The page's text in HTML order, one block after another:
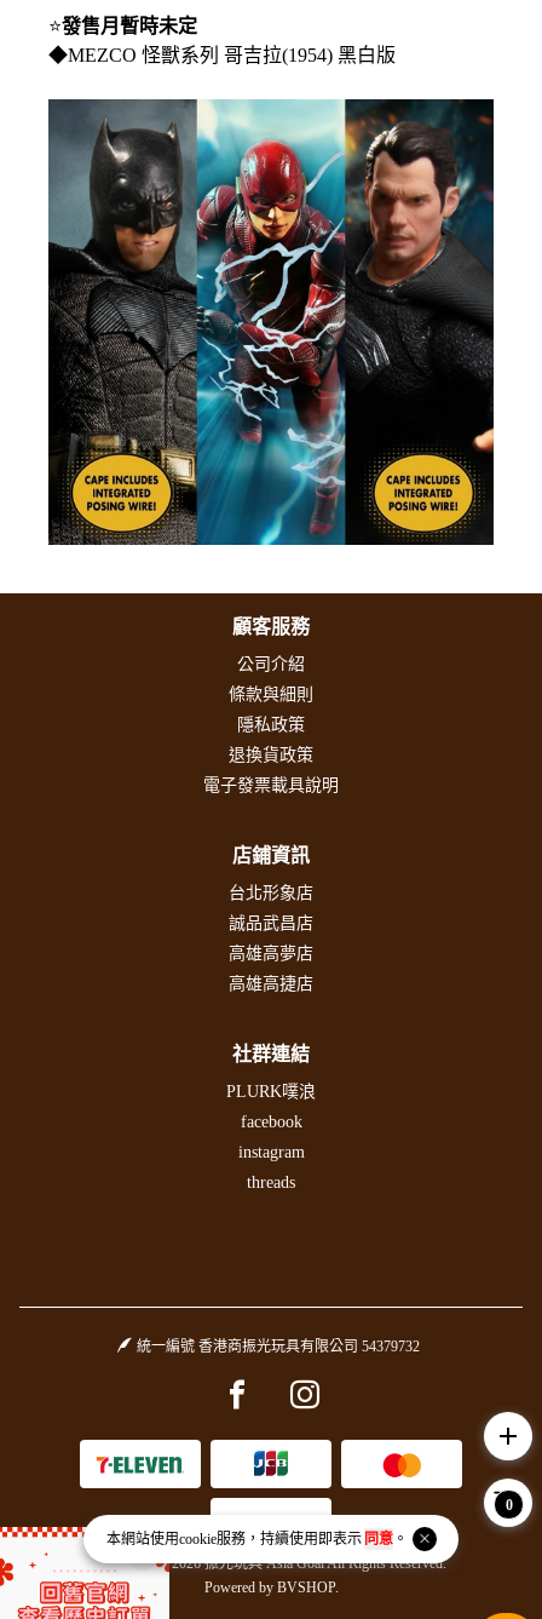
本網站使用cookie服務，持續使用即表示 同意。
⭐發售月暫時未定
◆MEZCO 怪獸系列 哥吉拉(1954) 黑白版
顧客服務
公司介紹
條款與細則
隱私政策
退換貨政策
電子發票載具說明
店鋪資訊
台北形象店
誠品武昌店
高雄高夢店
高雄高捷店
社群連結
PLURK噗浪
facebook
instagram
threads
統一編號 香港商振光玩具有限公司 54379732
Facebook pageInstagram page
Copyright © 2026 振光玩具 Asia Goal All Rights Reserved.
Powered by BVSHOP.
add
0